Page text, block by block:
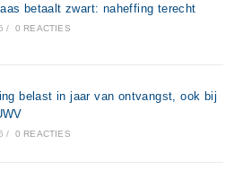
betaalt zwart: naheffing terecht
/ 0 REACTIES
belast in jaar van ontvangst, ook bij
/ 0 REACTIES